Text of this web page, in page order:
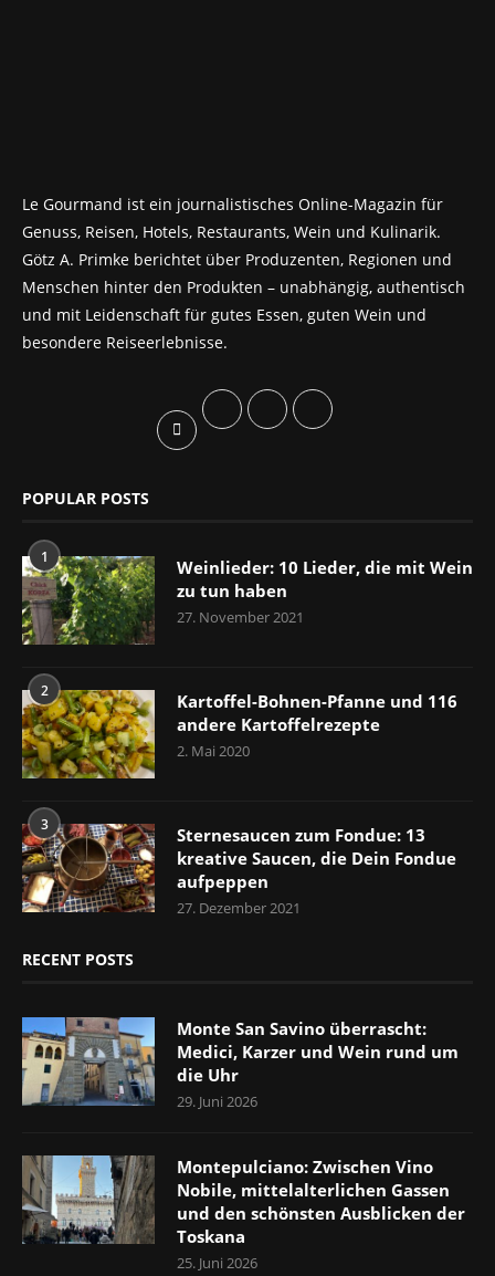
Le Gourmand ist ein journalistisches Online-Magazin für
Genuss, Reisen, Hotels, Restaurants, Wein und Kulinarik.
Götz A. Primke berichtet über Produzenten, Regionen und
Menschen hinter den Produkten – unabhängig, authentisch
und mit Leidenschaft für gutes Essen, guten Wein und
besondere Reiseerlebnisse.
POPULAR POSTS
1
Weinlieder: 10 Lieder, die mit Wein
zu tun haben
27. November 2021
2
Kartoffel-Bohnen-Pfanne und 116
andere Kartoffelrezepte
2. Mai 2020
3
Sternesaucen zum Fondue: 13
kreative Saucen, die Dein Fondue
aufpeppen
27. Dezember 2021
RECENT POSTS
Monte San Savino überrascht:
Medici, Karzer und Wein rund um
die Uhr
29. Juni 2026
Montepulciano: Zwischen Vino
Nobile, mittelalterlichen Gassen
und den schönsten Ausblicken der
Toskana
25. Juni 2026